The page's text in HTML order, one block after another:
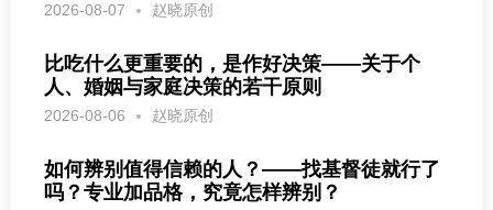
2026-08-07 赵晓原创
比吃什么更重要的，是作好决策——关于个
人、婚姻与家庭决策的若干原则
2026-08-06 赵晓原创
如何辨别值得信赖的人？——找基督徒就行了
吗？专业加品格，究竟怎样辨别？